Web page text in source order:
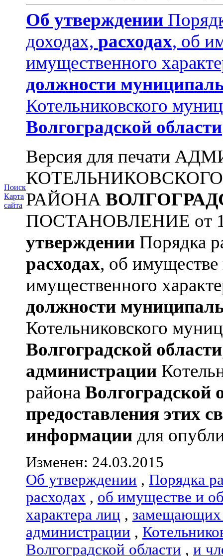
Поиск
Карта
сайта
Об утверждении
доходах, расходах, об
имущественного
должности
Котельниковского
Волгоградской области
Версия для печати
РАЙОНА
ПОСТАНОВЛЕНИЕ от
утверждении Порядка
расходах, об имуществе
имущественного
должности
Котельниковского
Волгоградской области
администрации
района Волгоградской
предоставления этих
информации для
Изменен: 24.03.2015
Об утверждении , Порядка
расходах , об имуществе и
характера лиц , замещающих
администрации ,
Волгоградской области , и